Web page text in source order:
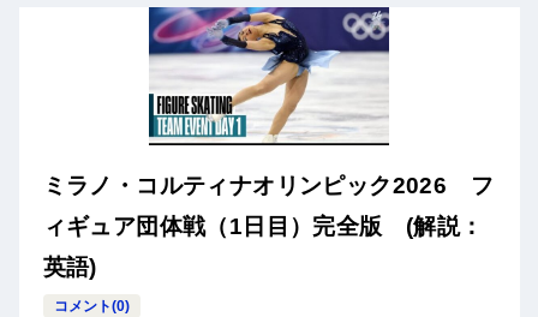
ミラノ・コルティナオリンピック2026 フ
ィギュア団体戦（1日目）完全版 (解説：
英語)
コメント(0)